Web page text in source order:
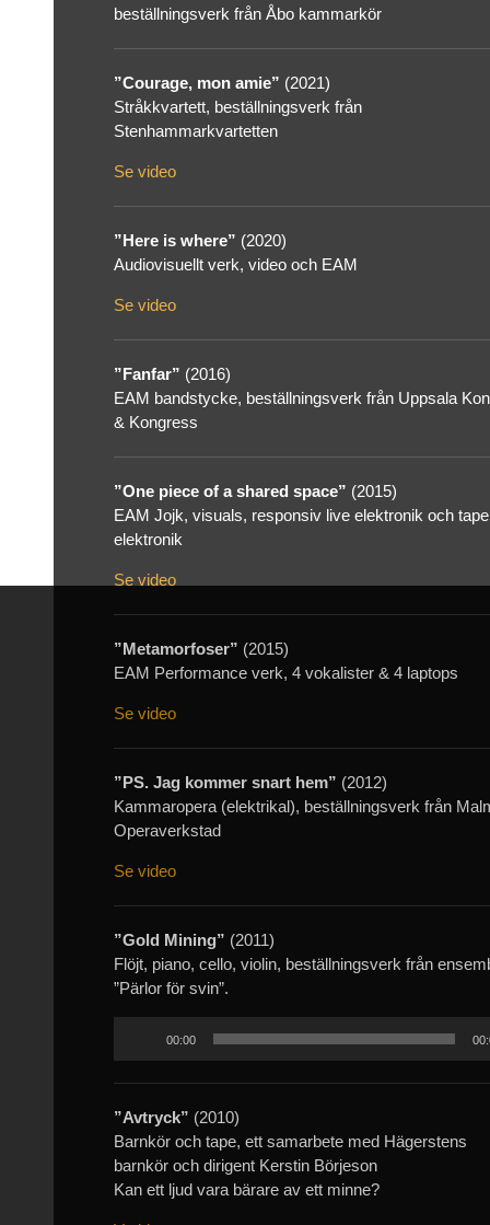
beställningsverk från Åbo kammarkör
”Courage, mon amie” (2021)
Stråkkvartett, beställningsverk från
Stenhammarkvartetten
Se video
”Here is where” (2020)
Audiovisuellt verk, video och EAM
Se video
”Fanfar” (2016)
EAM bandstycke, beställningsverk från Uppsala
& Kongress
”One piece of a shared space” (2015)
EAM Jojk, visuals, responsiv live elektronik och tape
elektronik
Se video
”Metamorfoser” (2015)
EAM Performance verk, 4 vokalister & 4 laptops
Se video
”PS. Jag kommer snart hem” (2012)
Kammaropera (elektrikal), beställningsverk från
Operaverkstad
Se video
”Gold Mining” (2011)
Flöjt, piano, cello, violin, beställningsverk från
”Pärlor för svin”.
00:00
”Avtryck” (2010)
Barnkör och tape, ett samarbete med Hägerstens
barnkör och dirigent Kerstin Börjeson
Kan ett ljud vara bärare av ett minne?